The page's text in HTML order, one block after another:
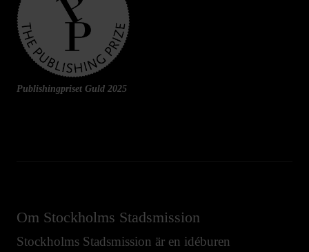
Publishingpriset Guld 2025
Om Stockholms Stadsmission
Stockholms Stadsmission är en idéburen